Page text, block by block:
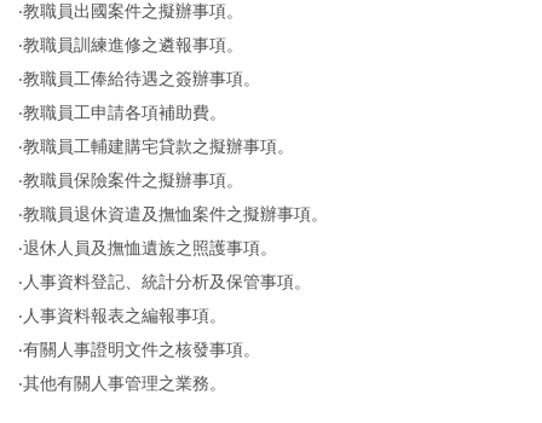
‧教職員出國案件之擬辦事項。
‧教職員訓練進修之遴報事項。
‧教職員工俸給待遇之簽辦事項。
‧教職員工申請各項補助費。
‧教職員工輔建購宅貸款之擬辦事項。
‧教職員保險案件之擬辦事項。
‧教職員退休資遣及撫恤案件之擬辦事項。
‧退休人員及撫恤遺族之照護事項。
‧人事資料登記、統計分析及保管事項。
‧人事資料報表之編報事項。
‧有關人事證明文件之核發事項。
‧其他有關人事管理之業務。